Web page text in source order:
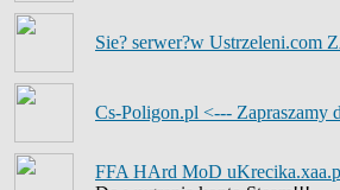
Sie? serwer?w
Cs-Poligon.pl <--- Zapraszamy
FFA HArd MoD